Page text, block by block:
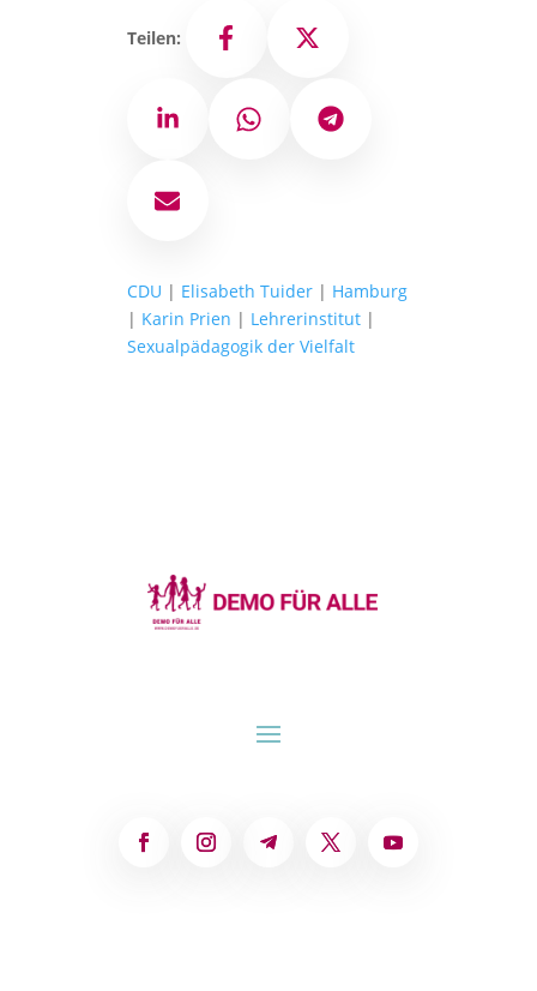
Teilen: Facebook X
LinkedIn WhatsAppTelegram
E-Mail
CDU | Elisabeth Tuider| Hamburg
| Karin Prien | Lehrerinstitut|
Sexualpädagogik der Vielfalt